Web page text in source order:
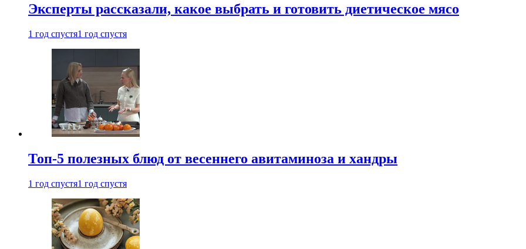
Эксперты рассказали, какое выбрать и готовить диетическое мясо
1 год спустя1 год спустя
Топ-5 полезных блюд от весеннего авитаминоза и хандры
1 год спустя1 год спустя